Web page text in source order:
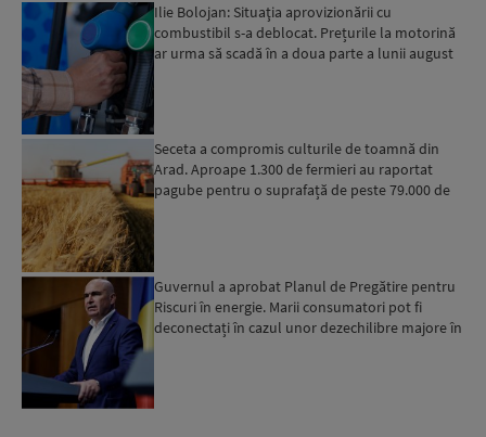
Ilie Bolojan: Situaţia aprovizionării cu
combustibil s-a deblocat. Prețurile la motorină
ar urma să scadă în a doua parte a lunii august
Seceta a compromis culturile de toamnă din
Arad. Aproape 1.300 de fermieri au raportat
pagube pentru o suprafață de peste 79.000 de
Guvernul a aprobat Planul de Pregătire pentru
Riscuri în energie. Marii consumatori pot fi
deconectați în cazul unor dezechilibre majore în